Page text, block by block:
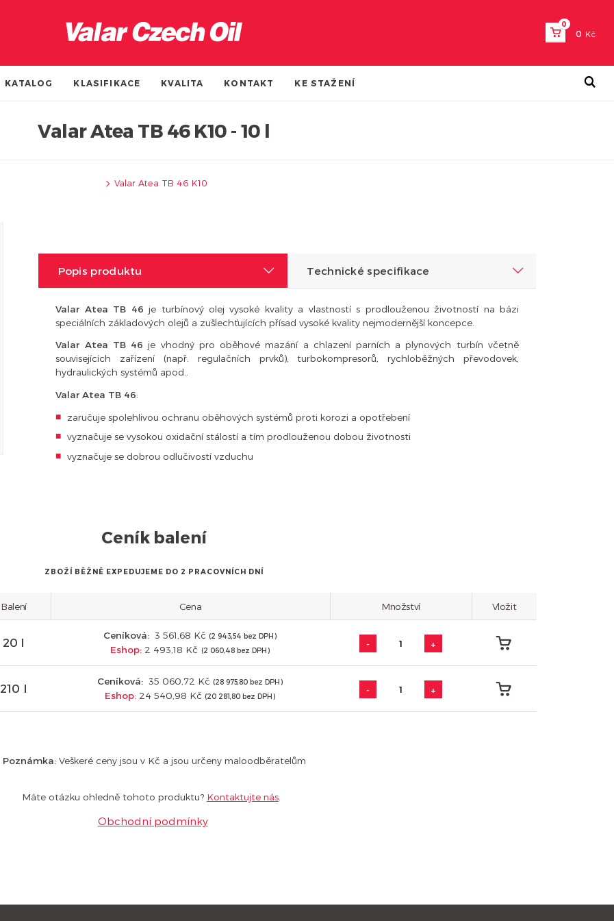
0
0 Kč
KATALOG KLASIFIKACE KVALITA KONTAKT KE STAŽENÍ
Valar Atea TB 46 K10 - 10 l
Valar Atea TB 46 K10
Popis produktu Technické specifikace
Valar Atea TB 46 je turbínový olej vysoké kvality a vlastností s prodlouženou životností na bázi
speciálních základových olejů a zušlechťujících přísad vysoké kvality nejmodernější koncepce.
Valar Atea TB 46 je vhodný pro oběhové mazání a chlazení parních a plynových turbín včetně
souvisejících zařízení (např. regulačních prvků), turbokompresorů, rychloběžných převodovek,
hydraulických systémů apod..
Valar Atea TB 46:
zaručuje spolehlivou ochranu oběhových systémů proti korozi a opotřebení
vyznačuje se vysokou oxidační stálostí a tím prodlouženou dobou životnosti
vyznačuje se dobrou odlučivostí vzduchu
Ceník balení
ZBOŽÍ BĚŽNĚ EXPEDUJEME DO 2 PRACOVNÍCH DNÍ
Balení Cena Množství Vložit
20 l
Ceníková: 3 561,68 Kč(2 943,54 bez DPH)
Eshop: 2 493,18 Kč (2 060,48 bez DPH)
- +
210 l
Ceníková: 35 060,72 Kč(28 975,80 bez DPH)
Eshop:24 540,98 Kč(20 281,80 bez DPH)
- +
Poznámka:Veškeré ceny jsou v Kč a jsou určeny maloodběratelům
Máte otázku ohledně tohoto produktu? Kontaktujte nás
Obchodní podmínky